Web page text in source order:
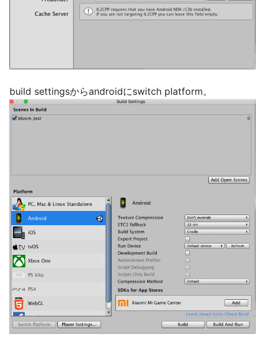
build settingsからandroidにswitch platform。